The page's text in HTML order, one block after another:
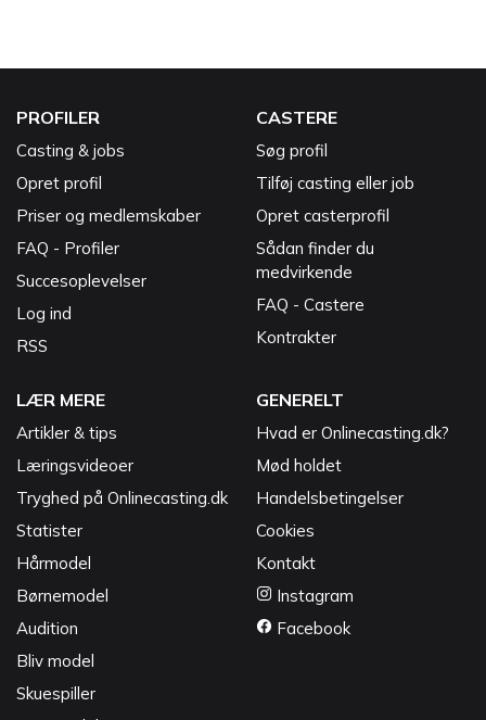
PROFILER
Casting & jobs
Opret profil
Priser og medlemskaber
FAQ - Profiler
Succesoplevelser
Log ind
RSS
CASTERE
Søg profil
Tilføj casting eller job
Opret casterprofil
Sådan finder du
medvirkende
FAQ - Castere
Kontrakter
LÆR MERE
Artikler & tips
Læringsvideoer
Tryghed på Onlinecasting.dk
Statister
Hårmodel
Børnemodel
Audition
Bliv model
Skuespiller
GENERELT
Hvad er Onlinecasting.dk?
Mød holdet
Handelsbetingelser
Cookies
Kontakt
Instagram
Facebook